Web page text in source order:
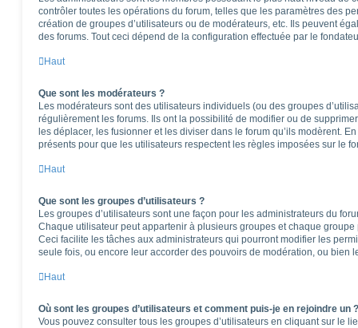
contrôler toutes les opérations du forum, telles que les paramètres des
création de groupes d’utilisateurs ou de modérateurs, etc. Ils peuvent
des forums. Tout ceci dépend de la configuration effectuée par le
Haut
Que sont les modérateurs ?
Les modérateurs sont des utilisateurs individuels (ou des groupes
régulièrement les forums. Ils ont la possibilité de modifier ou de
les déplacer, les fusionner et les diviser dans le forum qu’ils modèrent.
présents pour que les utilisateurs respectent les règles imposées sur le
Haut
Que sont les groupes d’utilisateurs ?
Les groupes d’utilisateurs sont une façon pour les administrateurs du
Chaque utilisateur peut appartenir à plusieurs groupes et chaque
Ceci facilite les tâches aux administrateurs qui pourront modifier les
seule fois, ou encore leur accorder des pouvoirs de modération, ou bien
Haut
Où sont les groupes d’utilisateurs et comment puis-je en rejoindre un ?
Vous pouvez consulter tous les groupes d’utilisateurs en cliquant sur le